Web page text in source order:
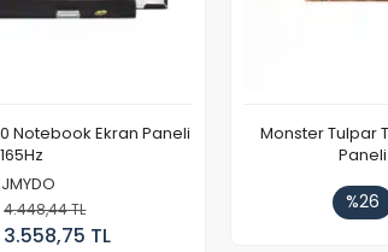
Notebook Ekran Paneli
165Hz
4.448,44 TL
3.558,75 TL
Monster Tulpar
Paneli
%26